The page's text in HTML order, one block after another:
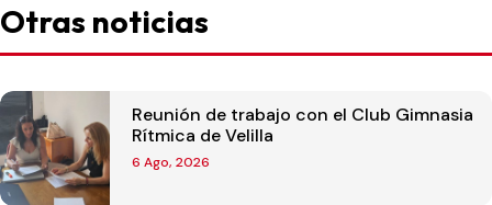
Otras noticias
Reunión de trabajo con el Club Gimnasia
Rítmica de Velilla
6 Ago, 2026